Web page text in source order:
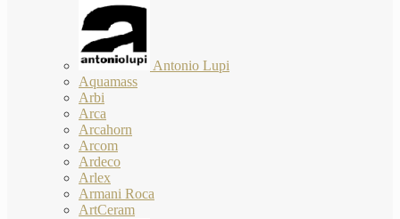
Antonio Lupi
Aquamass
Arbi
Arca
Arcahorn
Arcom
Ardeco
Arlex
Armani Roca
ArtCeram